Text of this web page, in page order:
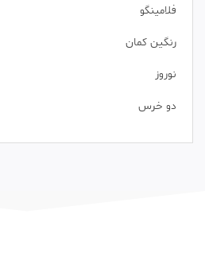
فلامینگو
رنگین کمان
نوروز
دو خرس